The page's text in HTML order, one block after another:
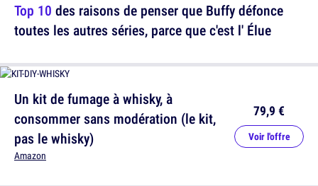
Top 10 des raisons de penser que Buffy défonce
toutes les autres séries, parce que c'est l' Élue
Un kit de fumage à whisky, à
consommer sans modération (le kit,
pas le whisky)
Amazon
79,9 €
Voir l'offre